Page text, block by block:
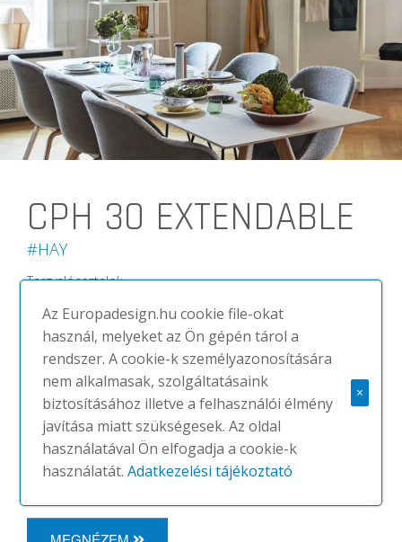
CPH 30 EXTENDABLE
#HAY
Targyalóasztalok
A Copenhague kollekciót a Bouroullec
terstvérpár tervze a HAY számára és
bár a tervezőpáros francia, a
Copenhague termékcsalád a skandináv
design jegyeit mutatja. A kollekcióban
megtalálható asztal, bővíthető asztal,
kör alakú asztal, dohányzóasztal,
bárasztal és két...
Az Europadesign.hu cookie file-okat
használ, melyeket az Ön gépén tárol a
rendszer. A cookie-k személyazonosítására
nem alkalmasak, szolgáltatásaink
biztosításához illetve a felhasználói élmény
javítása miatt szükségesek. Az oldal
használatával Ön elfogadja a cookie-k
használatát.Adatkezelési tájékoztató
×